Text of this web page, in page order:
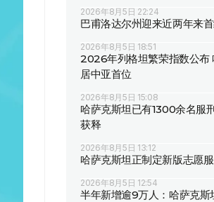
2026年8月5日 22:24
巴甫洛达尔州迎来近两年来
2026年8月5日 18:51
2026年列格坦繁荣指数公布
居中亚首位
2026年8月5日 15:08
哈萨克斯坦已有1300余名服
获释
2026年8月5日 13:12
哈萨克斯坦正制定新版志愿
2026年8月5日 12:54
半年新增逾9万人：哈萨克斯